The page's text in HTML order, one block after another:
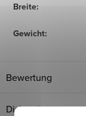
Breite:
Gewicht:
Bewertung
Diskussion